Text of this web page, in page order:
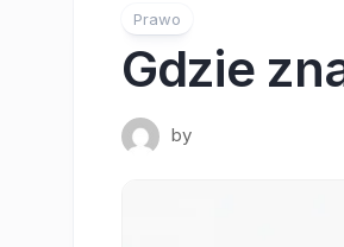
Prawo
Gdzie
by